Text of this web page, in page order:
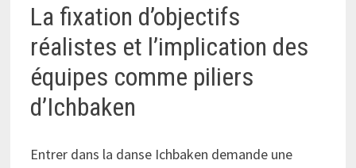
La fixation d’objectifs
réalistes et l’implication des
équipes comme piliers
d’Ichbaken
Entrer dans la danse Ichbaken demande une